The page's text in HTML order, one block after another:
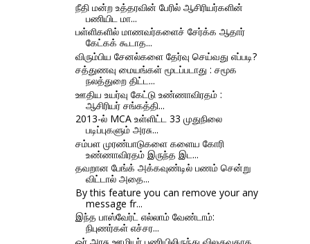
நீதி மன்ற உத்தரவின் பேரில் ஆசிரியர்களின்
பணியிட மா...
பள்ளிகளில் மாணவர்களைச் சேர்க்க ஆதார்
கேட்கக் கூடாத...
விரும்பிய சேனல்களை தேர்வு செய்வது எப்படி?
சத்துணவு மையங்கள் மூடப்படாது : சமூக
நலத்துறை திட்ட...
ஊதிய உயர்வு கேட்டு உண்ணாவிரதம் :
ஆசிரியர் சங்கத்தி...
2013-ல் MCA உள்ளிட்ட 33 முதுநிலை
படிப்புகளும் அரசு...
சம்பள முரண்பாடுகளை களைய கோரி
உண்ணாவிரதம் இருந்த இட...
தவறான பேங்க் அக்கவுண்டில் பணம் சென்று
விட்டால் அதை...
By this feature you can remove your any
message fr...
இந்த பாஸ்வேர்ட் எல்லாம் வேண்டாம்:
நிபுணர்கள் எச்சர...
ஓர் அரசு ஊழியர் பணியிலிருந்து விலகுவதாக